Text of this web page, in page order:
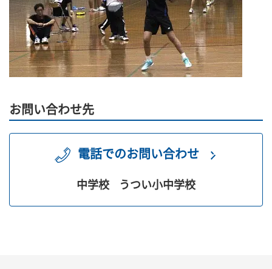
お問い合わせ先
電話でのお問い合わせ
中学校 うつい小中学校